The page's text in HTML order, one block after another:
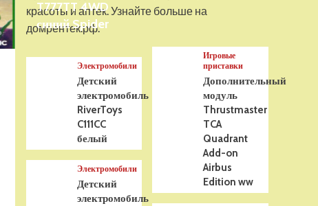
5
На радиоуправлении
(Германия) HC (для ИК
танкового боя) V3 2.4G
RTR, TG3848-1HC-IR3.0
красоты и аптек. Узнайте больше на
домрентек.рф.
T777TT 4WD
синий Spider
Электромобили
Детский
электромобиль
RiverToys
C111CC
белый
Электромобили
Детский
электромобиль
Игровые
приставки
Дополнительный
модуль
Thrustmaster
TCA
Quadrant
Add-on
Airbus
Edition ww